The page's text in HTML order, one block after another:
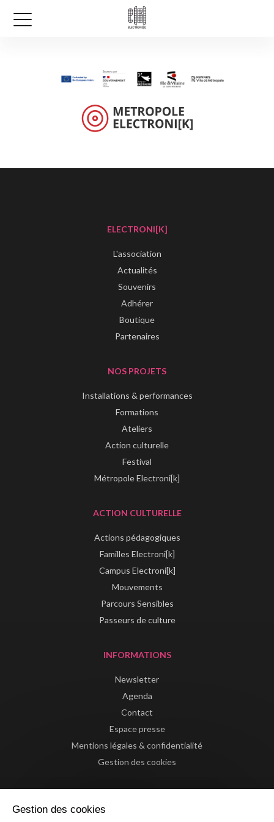
ELECTRONI[K]
L'association
Actualités
Souvenirs
Adhérer
Boutique
Partenaires
NOS PROJETS
Installations & performances
Formations
Ateliers
Action culturelle
Festival
Métropole Electroni[k]
ACTION CULTURELLE
Actions pédagogiques
Familles Electroni[k]
Campus Electroni[k]
Mouvements
Parcours Sensibles
Passeurs de culture
INFORMATIONS
Newsletter
Agenda
Contact
Espace presse
Mentions légales & confidentialité
Gestion des cookies
Gestion des cookies